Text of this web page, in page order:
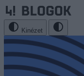
Kinézet